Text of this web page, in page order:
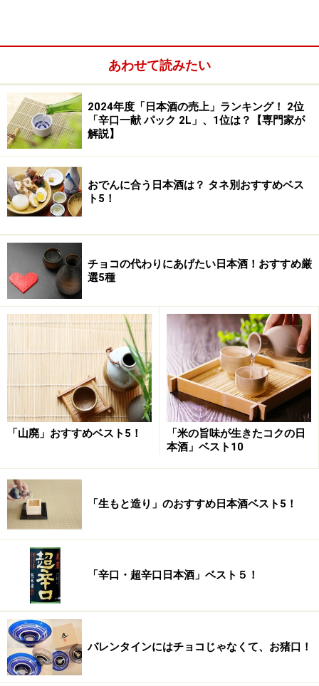
なめらかで飲み飽きしない奈良「猩々（しょうじょ
う）」が、地下蔵で熟成した12年分の熟成酒をこの春一
挙公開した。最も古いのが1996年。新しいもので2007年
までの12年分だ。日本酒はワインほど味の違いがないと
思われているが、一挙に味比べをすると、日本酒でも年
によって微妙な風味の違いがあることを実感できる。
兵庫産山田錦特等米を37.5％まで磨き、吉野川の伏流水
で仕込んだ。熟成酒としては、比較的クリアでまだ若々
しささえあるような軽いタイプ。小ぶりのワイングラス
で常温で。もしくはヌル燗で軽やかなコクと旨味を楽し
むのもいい。食事の後半に、香ばしく焼いた鶏肉と。も
ちろん、まだまだ発展する熟成酒。
あわせて読みたい
2024年度「日本酒の売上」ランキング！ 2位
「辛口一献 パック 2L」、1位は？【専門家が
解説】
おでんに合う日本酒は？ タネ別おすすめベス
ト5！
チョコの代わりにあげたい日本酒！おすすめ厳
選5種
「山廃」おすすめベスト5！
「米の旨味が生きたコクの日
本酒」ベスト10
「生もと造り」のおすすめ日本酒ベスト5！
「辛口・超辛口日本酒」ベスト５！
バレンタインにはチョコじゃなくて、お猪口！